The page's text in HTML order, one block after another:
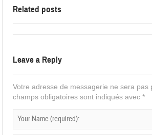
Related posts
Leave a Reply
Votre adresse de messagerie ne sera pas
champs obligatoires sont indiqués avec*